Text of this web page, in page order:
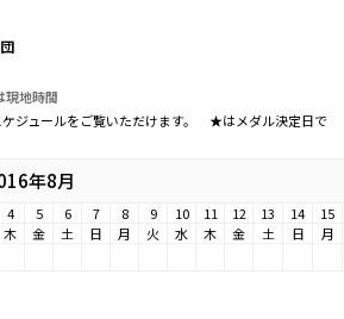
地時間
ジュールをご覧いただけます。 ★はメダル決定日で
年8月
4 5 6 7 8 9 10 11 12 13 14
15
木 金 土 日 月 火 水 木 金 土 日 月